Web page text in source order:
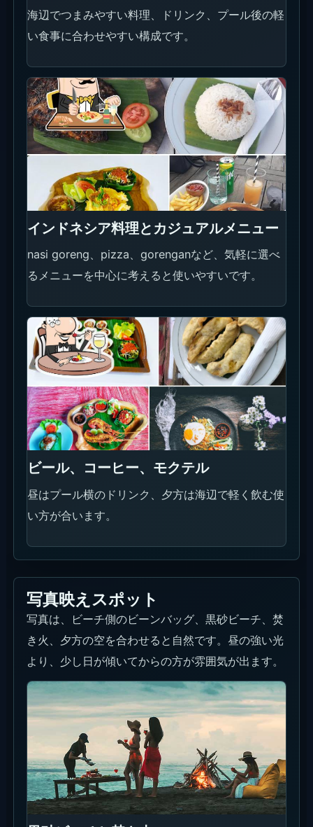
海辺でつまみやすい料理、ドリンク、プール後の軽
い食事に合わせやすい構成です。
インドネシア料理とカジュアルメニュー
nasi goreng、pizza、gorenganなど、気軽に選べ
るメニューを中心に考えると使いやすいです。
ビール、コーヒー、モクテル
昼はプール横のドリンク、夕方は海辺で軽く飲む使
い方が合います。
写真映えスポット
写真は、ビーチ側のビーンバッグ、黒砂ビーチ、焚
き火、夕方の空を合わせると自然です。昼の強い光
より、少し日が傾いてからの方が雰囲気が出ます。